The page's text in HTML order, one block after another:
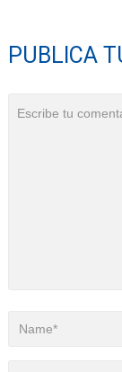
PUBLICA